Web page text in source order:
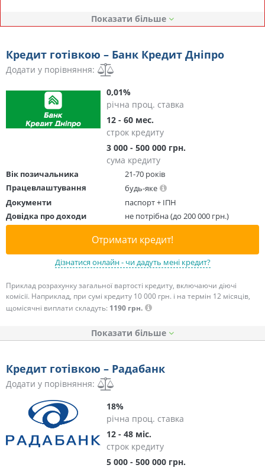
Показати
Кредит готівкою – Банк Кредит Дніпро
Додати у порівняння:
0,01%
річна проц. ставка
12 - 60 мес.
строк кредиту
3 000 - 500 000 грн.
сума кредиту
Вік позичальника
21-70 років
Працевлаштування
будь-яке
Документи
паспорт + ІПН
Довідка про доходи
не потрібна (до 200 000 грн.)
Отримати кредит!
Дізнатися онлайн - чи дадуть мені кредит?
Приклад розрахунку загальної вартості кредиту, включаючи діючі
комісії. Наприклад, при сумі кредиту 10 000 грн. і на термін 12 місяців,
щомісячні виплати складуть: 1190 грн.
Показати
Кредит готівкою – Радабанк
Додати у порівняння:
18%
річна проц. ставка
12 - 48 міс.
строк кредиту
5 000 - 500 000 грн.